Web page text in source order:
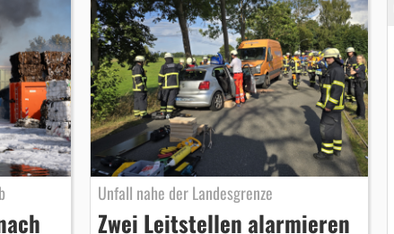
Unfall nahe der Landesgrenze
Zwei Leitstellen alarmieren